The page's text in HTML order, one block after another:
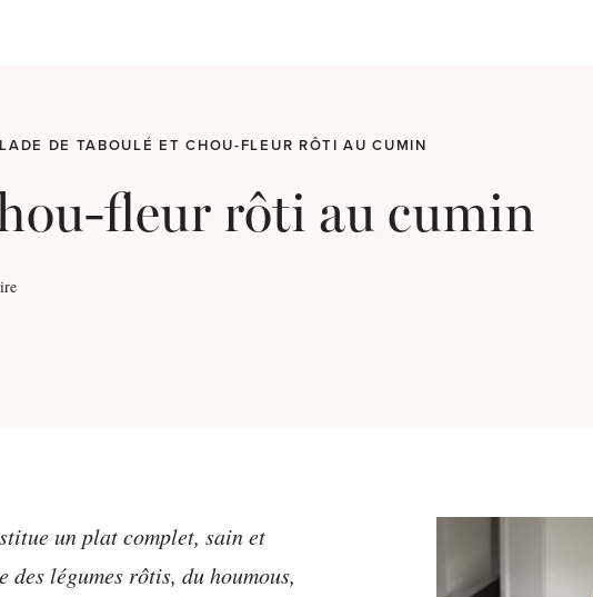
DE TABOULÉ ET CHOU-FLEUR RÔTI AU CUMIN
fleur rôti au cumin
un plat complet, sain et
des légumes rôtis, du houmous,